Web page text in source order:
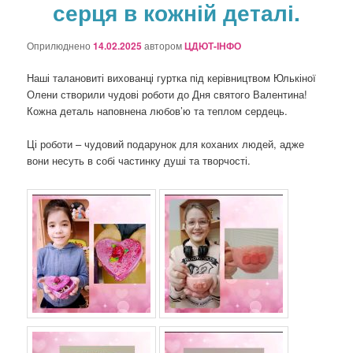
о
з
п
и
с
а
серця в кожній деталі.
Оприлюднено14.02.2025 авторомЦДЮТ-ІНФО
Наші талановиті вихованці гуртка під керівництвом Юлькіної
Олени створили чудові роботи до Дня святого Валентина!
Кожна деталь наповнена любов’ю та теплом сердець.
Ці роботи – чудовий подарунок для коханих людей, адже
вони несуть в собі частинку душі та творчості.